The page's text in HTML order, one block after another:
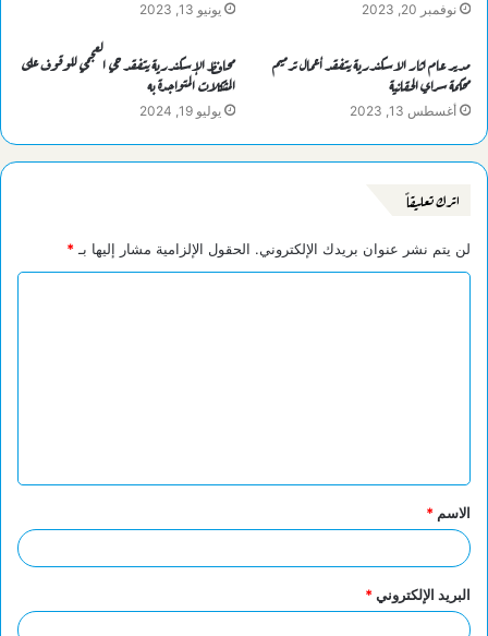
نوفمبر 20, 2023 يونيو 13, 2023
مدير عام اثار الاسكندرية يتفقد أعمال ترميم
محكمة سراي الحقانية
أغسطس 13, 2023
محافظ الإسكندرية يتفقد حي العجمي للوقوف على
المشكلات المتواجدة به
يوليو 19, 2024
اترك تعليقاً
لن يتم نشر عنوان بريدك الإلكتروني. الحقول الإلزامية مشار إليها بـ *
ق
*
الاسم *
البريد الإلكتروني*